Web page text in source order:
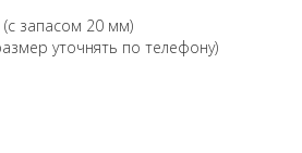
запасом 20 мм)
уточнять по телефону)